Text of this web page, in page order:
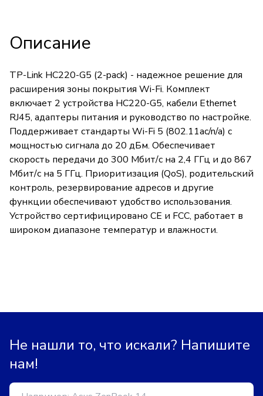
Описание
TP-Link HC220-G5 (2-pack) - надежное решение для
расширения зоны покрытия Wi-Fi. Комплект
включает 2 устройства HC220-G5, кабели Ethernet
RJ45, адаптеры питания и руководство по настройке.
Поддерживает стандарты Wi-Fi 5 (802.11ac/n/a) с
мощностью сигнала до 20 дБм. Обеспечивает
скорость передачи до 300 Мбит/с на 2,4 ГГц и до 867
Мбит/с на 5 ГГц. Приоритизация (QoS), родительский
контроль, резервирование адресов и другие
функции обеспечивают удобство использования.
Устройство сертифицировано CE и FCC, работает в
широком диапазоне температур и влажности.
Не нашли то, что искали? Напишите
нам!